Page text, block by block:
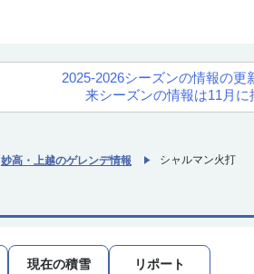
2025-2026シーズンの情報の更
来シーズンの情報は11月に
妙高・上越のゲレンデ情報 シャルマン火打
現在の積雪 リポート